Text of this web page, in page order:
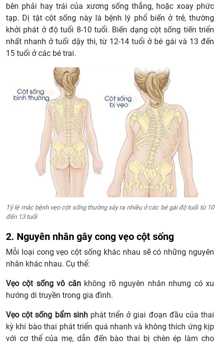
bên phải hay trái của xương sống thẳng, hoặc xoay phức
tạp. Dị tật cột sống này là bệnh lý phổ biến ở trẻ, thường
khởi phát ở độ tuổi 8-10 tuổi. Biến dạng cột sống tiến triển
nhất nhanh ở tuổi dậy thì, từ 12-14 tuổi ở bé gái và 13 đến
15 tuổi ở các bé trai.
Tỷ lệ mắc bệnh vẹo cột sống thường xảy ra nhiều ở các bé gái độ tuổi từ 10
đến 13 tuổi
2. Nguyên nhân gây cong vẹo cột sống
Mỗi loại cong vẹo cột sống khác nhau sẽ có những nguyên
nhân khác nhau. Cụ thể:
Vẹo cột sống vô cănkhông rõ nguyên nhân nhưng có xu
hướng di truyền trong gia đình.
Vẹo cột sống bẩm sinhphát triển ở giai đoạn đầu của thai
kỳ khi bào thai phát triển quá nhanh và không thích ứng kịp
với cơ thể của mẹ, dẫn đến bào thai bị chèn ép làm cho